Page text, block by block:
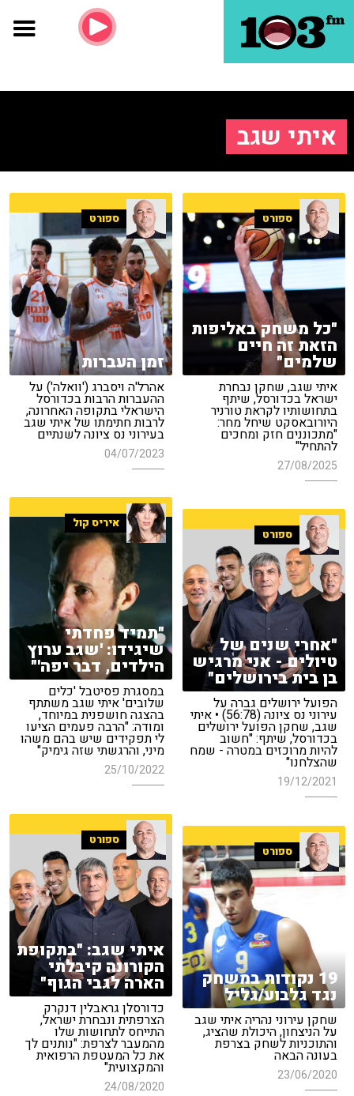
איתי שגב
ספורט
"כל משחק באליפות
הזאת זה חיים
שלמים"
איתי שגב, שחקן נבחרת
ישראל בכדורסל, שיתף
בתחושותיו לקראת טורניר
היורובאסקט שיחל מחר:
"מתכוננים חזק ומחכים
להתחיל"
27/08/2025
ספורט
זמן העברות
אהרל'ה ויסברג ('וואלה') על
ההעברות הרבות בכדורסל
הישראלי בתקופה האחרונה,
לרבות חתימתו של איתי שגב
בעירוני נס ציונה לשנתיים
04/07/2023
איריס קול
"תמיד פחדתי
שיגידו: 'שגב ערוץ
הילדים, דבר יפה'"
במסגרת פסיטבל 'כלים
שלובים' איתי שגב משתתף
בהצגה חושפנית במיוחד,
ומודה: "הרבה פעמים הציעו
לי תפקידים שיש בהם משהו
מיני, והרגשתי שזה גימיק"
25/10/2022
ספורט
"אחרי שנים של
טיולים - אני מרגיש
בן בית בירושלים"
הפועל ירושלים גברה על
עירוני נס ציונה (56:78) • איתי
שגב, שחקן הפועל ירושלים
בכדורסל, שיתף: "חשוב
להיות מרוכזים במטרה - שמח
שהצלחנו"
19/12/2021
ספורט
איתי שגב: "בתקופת
הקורונה קיבלתי
הארה לגבי הגוף"
כדורסלן גראבלין דנקרק
הצרפתית ונבחרת ישראל,
התייחס לתחושות שלו
מהמעבר לצרפת: "נותנים לך
את כל המעטפת הרפואית
והמקצועית"
24/08/2020
ספורט
19 נקודות במשחק
נגד גלבוע/גליל
שחקן עירוני נהריה איתי שגב
על הניצחון, היכולת שהציג,
והתוכניות לשחק בצרפת
בעונה הבאה
23/06/2020